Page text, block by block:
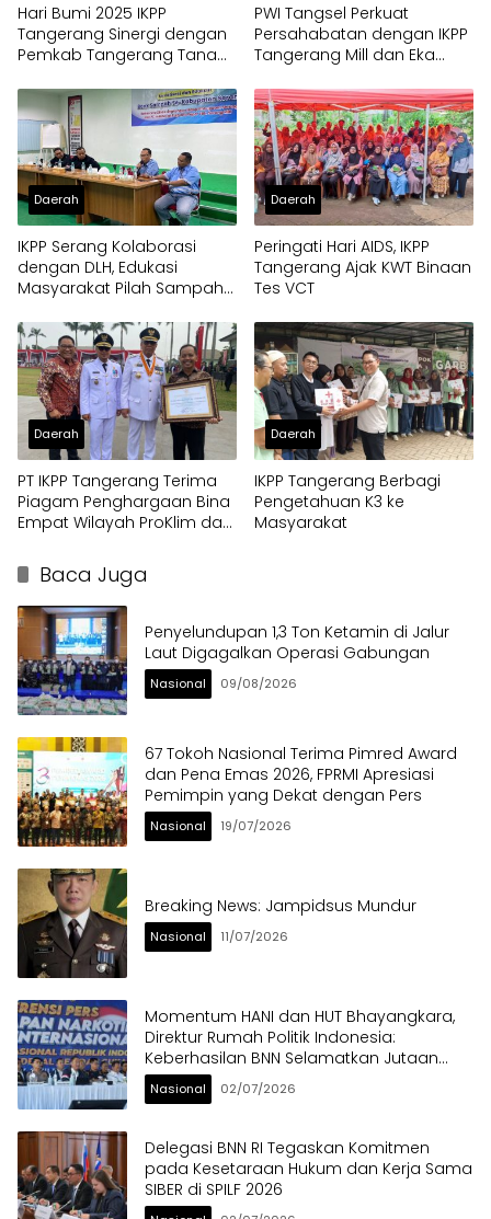
Hari Bumi 2025 IKPP
Tangerang Sinergi dengan
Pemkab Tangerang Tanam
PWI Tangsel Perkuat
Persahabatan dengan IKPP
Tangerang Mill dan Eka
Daerah
IKPP Serang Kolaborasi
dengan DLH, Edukasi
Masyarakat Pilah Sampah
Daerah
Peringati Hari AIDS, IKPP
Tangerang Ajak KWT Binaan
Tes VCT
Daerah
PT IKPP Tangerang Terima
Piagam Penghargaan Bina
Empat Wilayah ProKlim dari
Daerah
IKPP Tangerang Berbagi
Pengetahuan K3 ke
Masyarakat
Baca Juga
Penyelundupan 1,3 Ton Ketamin di Jalur
Laut Digagalkan Operasi Gabungan
Nasional 09/08/2026
67 Tokoh Nasional Terima Pimred Award
dan Pena Emas 2026, FPRMI Apresiasi
Pemimpin yang Dekat dengan Pers
Nasional 19/07/2026
Breaking News: Jampidsus Mundur
Nasional 11/07/2026
Momentum HANI dan HUT Bhayangkara,
Direktur Rumah Politik Indonesia:
Keberhasilan BNN Selamatkan Jutaan
Anak Bangsa dari Ancaman Narkoba
Nasional 02/07/2026
Delegasi BNN RI Tegaskan Komitmen
pada Kesetaraan Hukum dan Kerja Sama
SIBER di SPILF 2026